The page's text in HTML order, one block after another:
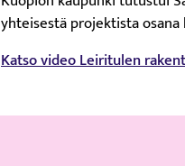
yhteisestä projektista
Katso video Leiritulen